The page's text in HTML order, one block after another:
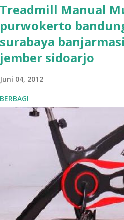
Treadmill Manual
purwokerto
surabaya
jember sidoarjo
Juni 04, 2012
BERBAGI